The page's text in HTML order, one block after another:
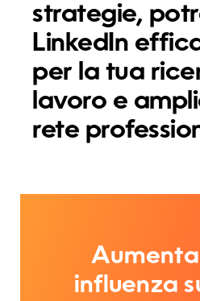
strategie,
LinkedIn
per la tua
lavoro e
rete
influenza